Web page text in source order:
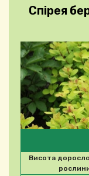
Спірея
Висота